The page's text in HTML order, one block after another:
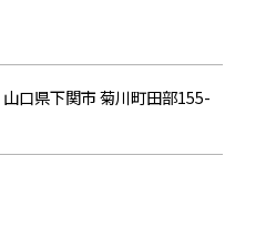
口県下関市 菊川町田部155-